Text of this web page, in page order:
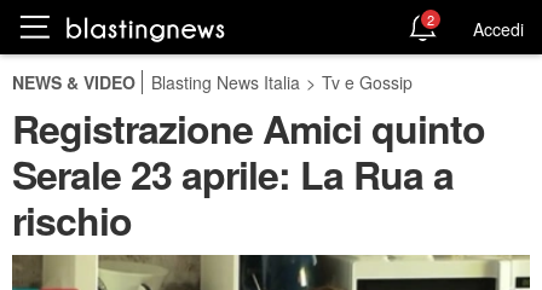
2 Accedi
NEWS & VIDEO Blasting News Italia > Tv e Gossip
Registrazione Amici quinto
Serale 23 aprile: La Rua a
rischio